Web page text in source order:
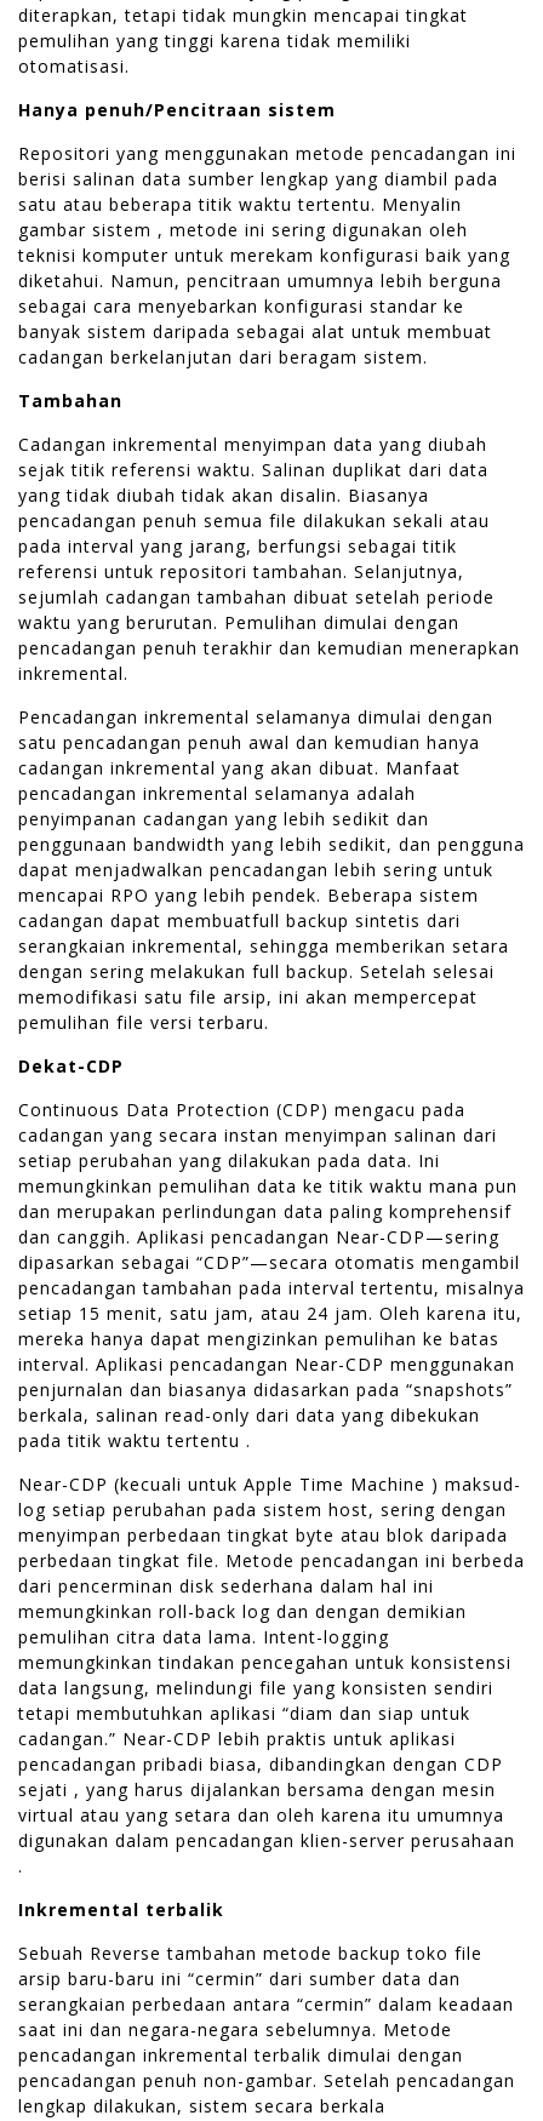
diterapkan, tetapi tidak mungkin mencapai tingkat
pemulihan yang tinggi karena tidak memiliki
otomatisasi.
Hanya penuh/Pencitraan sistem
Repositori yang menggunakan metode pencadangan ini
berisi salinan data sumber lengkap yang diambil pada
satu atau beberapa titik waktu tertentu. Menyalin
gambar sistem , metode ini sering digunakan oleh
teknisi komputer untuk merekam konfigurasi baik yang
diketahui. Namun, pencitraan umumnya lebih berguna
sebagai cara menyebarkan konfigurasi standar ke
banyak sistem daripada sebagai alat untuk membuat
cadangan berkelanjutan dari beragam sistem.
Tambahan
Cadangan inkremental menyimpan data yang diubah
sejak titik referensi waktu. Salinan duplikat dari data
yang tidak diubah tidak akan disalin. Biasanya
pencadangan penuh semua file dilakukan sekali atau
pada interval yang jarang, berfungsi sebagai titik
referensi untuk repositori tambahan. Selanjutnya,
sejumlah cadangan tambahan dibuat setelah periode
waktu yang berurutan. Pemulihan dimulai dengan
pencadangan penuh terakhir dan kemudian menerapkan
inkremental.
Pencadangan inkremental selamanya dimulai dengan
satu pencadangan penuh awal dan kemudian hanya
cadangan inkremental yang akan dibuat. Manfaat
pencadangan inkremental selamanya adalah
penyimpanan cadangan yang lebih sedikit dan
penggunaan bandwidth yang lebih sedikit, dan pengguna
dapat menjadwalkan pencadangan lebih sering untuk
mencapai RPO yang lebih pendek. Beberapa sistem
cadangan dapat membuatfull backup sintetis dari
serangkaian inkremental, sehingga memberikan setara
dengan sering melakukan full backup. Setelah selesai
memodifikasi satu file arsip, ini akan mempercepat
pemulihan file versi terbaru.
Dekat-CDP
Continuous Data Protection (CDP) mengacu pada
cadangan yang secara instan menyimpan salinan dari
setiap perubahan yang dilakukan pada data. Ini
memungkinkan pemulihan data ke titik waktu mana pun
dan merupakan perlindungan data paling komprehensif
dan canggih. Aplikasi pencadangan Near-CDP—sering
dipasarkan sebagai “CDP”—secara otomatis mengambil
pencadangan tambahan pada interval tertentu, misalnya
setiap 15 menit, satu jam, atau 24 jam. Oleh karena itu,
mereka hanya dapat mengizinkan pemulihan ke batas
interval. Aplikasi pencadangan Near-CDP menggunakan
penjurnalan dan biasanya didasarkan pada “snapshots”
berkala, salinan read-only dari data yang dibekukan
pada titik waktu tertentu .
Near-CDP (kecuali untuk Apple Time Machine ) maksud-
log setiap perubahan pada sistem host, sering dengan
menyimpan perbedaan tingkat byte atau blok daripada
perbedaan tingkat file. Metode pencadangan ini berbeda
dari pencerminan disk sederhana dalam hal ini
memungkinkan roll-back log dan dengan demikian
pemulihan citra data lama. Intent-logging
memungkinkan tindakan pencegahan untuk konsistensi
data langsung, melindungi file yang konsisten sendiri
tetapi membutuhkan aplikasi “diam dan siap untuk
cadangan.” Near-CDP lebih praktis untuk aplikasi
pencadangan pribadi biasa, dibandingkan dengan CDP
sejati , yang harus dijalankan bersama dengan mesin
virtual atau yang setara dan oleh karena itu umumnya
digunakan dalam pencadangan klien-server perusahaan
.
Inkremental terbalik
Sebuah Reverse tambahan metode backup toko file
arsip baru-baru ini “cermin” dari sumber data dan
serangkaian perbedaan antara “cermin” dalam keadaan
saat ini dan negara-negara sebelumnya. Metode
pencadangan inkremental terbalik dimulai dengan
pencadangan penuh non-gambar. Setelah pencadangan
lengkap dilakukan, sistem secara berkala